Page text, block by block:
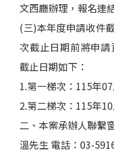
文西廳辦理，報名連
(三)本年度申請收件
次截止日期前將申
截止日期如下：
1.第一梯次：115年
2.第二梯次：115年
二、本案承辦人聯繫
溫先生 電話：03-